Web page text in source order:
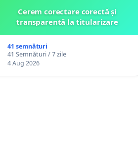
Cerem corectare corectă și
transparentă la titularizare
41 semnături
41 Semnături / 7 zile
4 Aug 2026